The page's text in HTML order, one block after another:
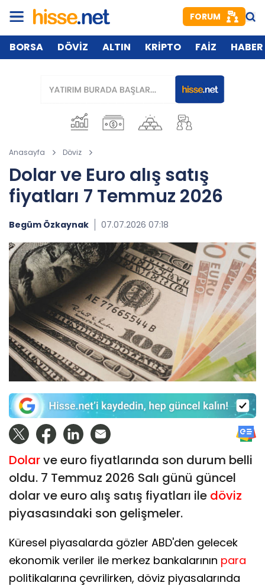
FORUM
BORSA DÖVİZ ALTIN KRİPTO FAİZ HABER
Anasayfa Döviz
Dolar ve Euro alış satış
fiyatları 7 Temmuz 2026
Begüm Özkaynak 07.07.2026 07:18
Dolarve euro fiyatlarında son durum belli
oldu. 7 Temmuz 2026 Salı günü güncel
dolar ve euro alış satış fiyatları ile döviz
piyasasındaki son gelişmeler.
Küresel piyasalarda gözler ABD'den gelecek
ekonomik veriler ile merkez bankalarının para
politikalarına çevrilirken, döviz piyasalarında